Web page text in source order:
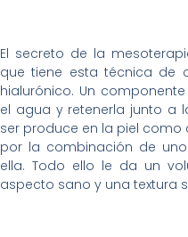
El secreto de la
que tiene esta técnica de
hialurónico. Un
el agua y retenerla junto a
ser produce en la piel
por la combinación de
ella. Todo ello le da un
aspecto sano y una textura